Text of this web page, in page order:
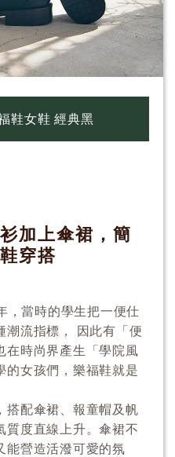
鞋女鞋 經典黑
加上傘裙，簡
穿搭
，當時的學生把一便仕
潮流指標， 因此有「便
在時尚界產生「學院風
的女孩們，樂福鞋就是
搭配傘裙、報童帽及帆
質度直線上升。傘裙不
能營造活潑可愛的氛